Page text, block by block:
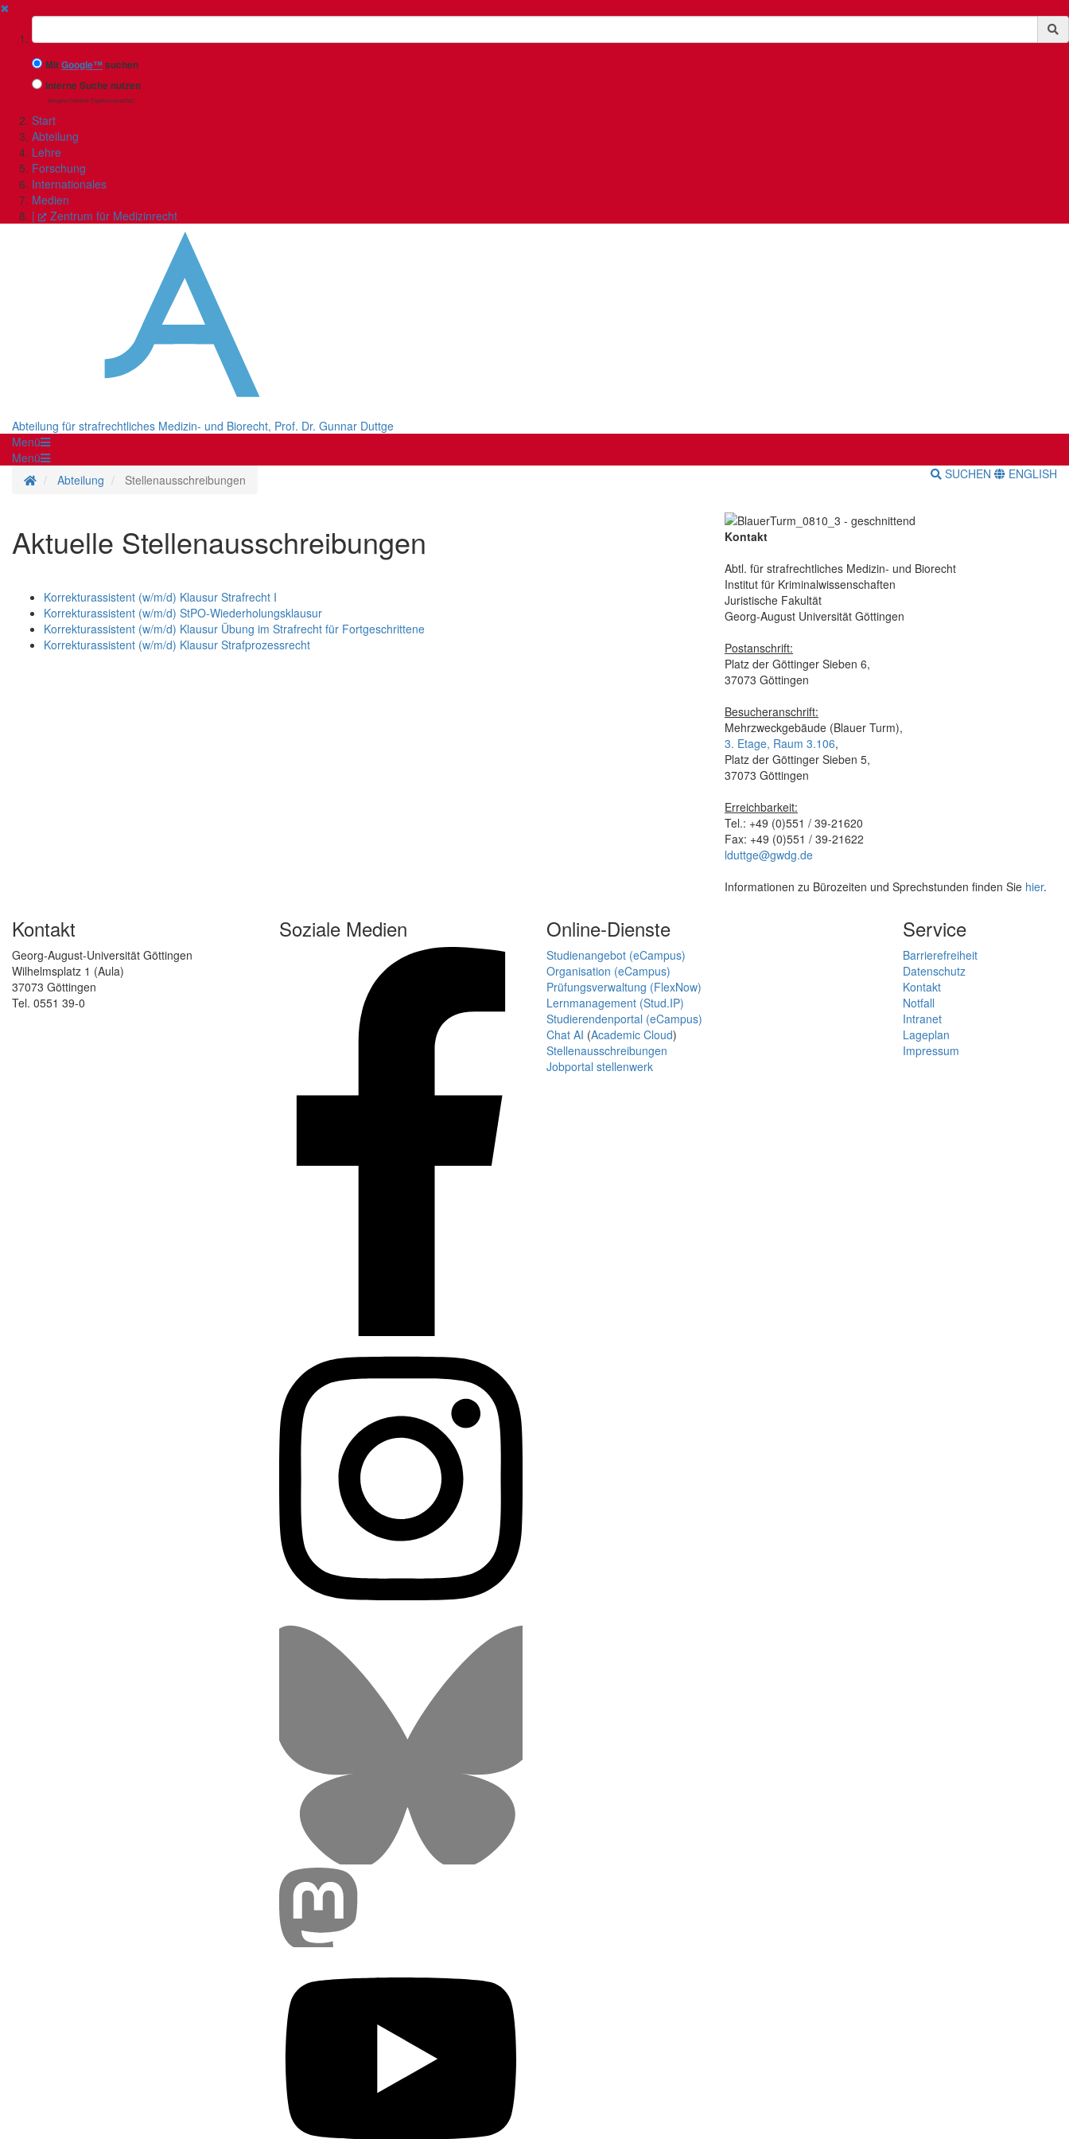
✖
Suchbegriff
MitGoogle™suchen
Interne Suche nutzen
(eingeschränkte Ergebnisqualität)
Start
Abteilung
Lehre
Forschung
Internationales
Medien
|
Zentrum für Medizinrecht
Abteilung für strafrechtliches Medizin- und Biorecht, Prof. Dr. Gunnar Duttge
Menü
Menü
Startseite
Abteilung Stellenausschreibungen SUCHEN ENGLISH
Aktuelle Stellenausschreibungen
Korrekturassistent (w/m/d) Klausur Strafrecht I
Korrekturassistent (w/m/d) StPO-Wiederholungsklausur
Korrekturassistent (w/m/d) Klausur Übung im Strafrecht für Fortgeschrittene
Korrekturassistent (w/m/d) Klausur Strafprozessrecht
Kontakt
Abtl. für strafrechtliches Medizin- und Biorecht
Institut für Kriminalwissenschaften
Juristische Fakultät
Georg-August Universität Göttingen
Postanschrift:
Platz der Göttinger Sieben 6,
37073 Göttingen
Besucheranschrift:
Mehrzweckgebäude (Blauer Turm),
3. Etage, Raum 3.106,
Platz der Göttinger Sieben 5,
37073 Göttingen
Erreichbarkeit:
Tel.: +49 (0)551 / 39-21620
Fax: +49 (0)551 / 39-21622
lduttge@gwdg.de
Informationen zu Bürozeiten und Sprechstunden finden Sie hier.
Kontakt
Georg-August-Universität Göttingen
Wilhelmsplatz 1 (Aula)
37073 Göttingen
Tel. 0551 39-0
Soziale Medien Online-Dienste
Studienangebot (eCampus)
Organisation (eCampus)
Prüfungsverwaltung (FlexNow)
Lernmanagement (Stud.IP)
Studierendenportal (eCampus)
Chat AI (Academic Cloud)
Stellenausschreibungen
Jobportal stellenwerk
Service
Barrierefreiheit
Datenschutz
Kontakt
Notfall
Intranet
Lageplan
Impressum